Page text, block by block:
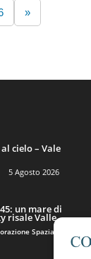
»
cielo – Vale
5 Agosto 2026
un mare di
risale Valle...
Spaziale